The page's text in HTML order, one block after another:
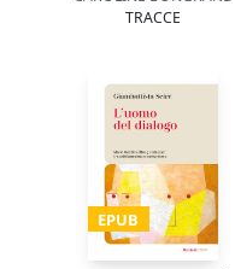
TRACCE
EPUB